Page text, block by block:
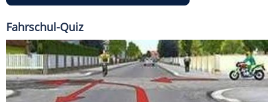
Fahrschul-Quiz